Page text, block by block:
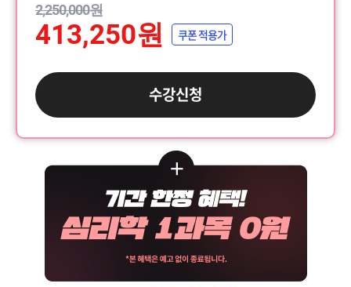
2,250,000원
413,250원 쿠폰 적용가
수강신청